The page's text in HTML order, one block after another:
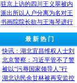
驻京上访的四川王义翠被内
派出所以人户分离为名对王
书画院院长欲与王海琴进行
最 新 热 门
快讯：湖北宜昌维权人士刘
北京警察：习近平管不了警
被以“污辱国家领导人”行
湖北访民余甘林被再安监控